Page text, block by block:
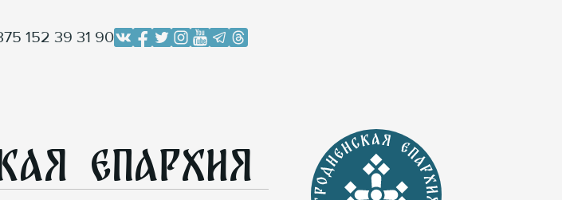
152 39 31 90
Епархия